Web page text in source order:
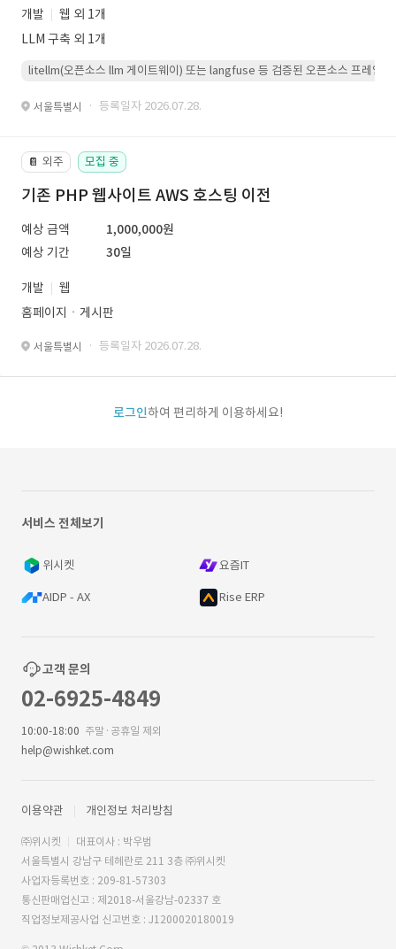
개발
웹 외 1개
LLM 구축 외 1개
litellm(오픈소스 llm 게이트웨이) 또는 langfuse 등 검증된 오픈소스 프레임워
서울특별시 · 등록일자 2026.07.28.
📔 외주 모집 중
기존 PHP 웹사이트 AWS 호스팅 이전
예상 금액
1,000,000원
예상 기간
30일
개발
웹
홈페이지ㆍ게시판
서울특별시 · 등록일자 2026.07.28.
로그인하여 편리하게 이용하세요!
서비스 전체보기
위시켓 요즘IT
AIDP - AX Rise ERP
고객 문의
02-6925-4849
10:00-18:00 주말·공휴일 제외
help@wishket.com
이용약관 개인정보 처리방침
㈜위시켓
대표이사 : 박우범
서울특별시 강남구 테헤란로 211 3층 ㈜위시켓
사업자등록번호 : 209-81-57303
통신판매업신고 : 제2018-서울강남-02337 호
직업정보제공사업 신고번호 : J1200020180019